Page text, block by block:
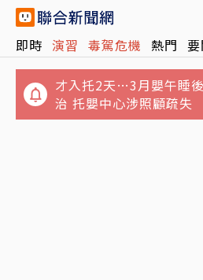
即時 演習 毒駕危機 熱門
才入托2天…3月嬰午睡
治 托嬰中心涉照顧疏失